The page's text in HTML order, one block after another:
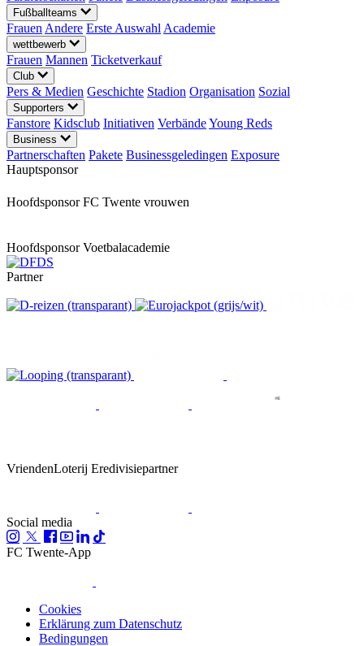
Fußballteams
Frauen Andere Erste Auswahl Academie
wettbewerb
Frauen Mannen Ticketverkauf
Club
Pers & Medien Geschichte Stadion Organisation Sozial
Supporters
Fanstore Kidsclub Initiativen VerbändeYoung Reds
Business
Partnerschaften Pakete Businessgeledingen Exposure
Hauptsponsor
Hoofdsponsor FC Twente vrouwen
Hoofdsponsor Voetbalacademie
Partner
VriendenLoterij Eredivisiepartner
Social media
FC Twente-App
Cookies
Erklärung zum Datenschutz
Bedingungen